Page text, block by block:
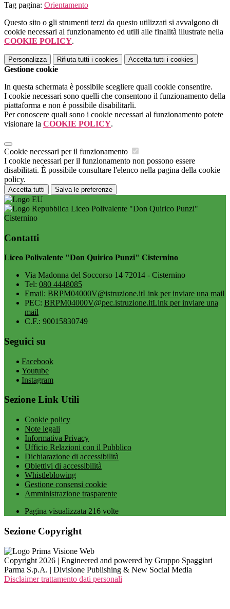
Tag pagina: Orientamento
Questo sito o gli strumenti terzi da questo utilizzati si avvalgono di
cookie necessari al funzionamento ed utili alle finalità illustrate nella
COOKIE POLICY.
Personalizza Rifiuta tutti i cookies Accetta tutti i cookies
Gestione cookie
In questa schermata è possibile scegliere quali cookie consentire.
I cookie necessari sono quelli che consentono il funzionamento della
piattaforma e non è possibile disabilitarli.
Per conoscere quali sono i cookie necessari al funzionamento potete
visionare la COOKIE POLICY.
Cookie necessari per il funzionamento
I cookie necessari per il funzionamento non possono essere
disabilitati. È possibile consultare l'elenco nella pagina della cookie
policy.
Accetta tutti Salva le preferenze
Liceo Polivalente "Don Quirico Punzi"
Cisternino
Contatti
Liceo Polivalente "Don Quirico Punzi" Cisternino
Via Madonna del Soccorso 14 72014 - Cisternino
Tel: 080 4448085
Email: BRPM04000V@istruzione.itLink per inviare una mail
PEC: BRPM04000V@pec.istruzione.itLink per inviare una
mail
C.F.: 90015830749
Seguici su
Facebook
Youtube
Instagram
Sezione Link Utili
Cookie policy
Note legali
Informativa Privacy
Ufficio Relazioni con il Pubblico
Dichiarazione di accessibilità
Obiettivi di accessibilità
Whistleblowing
Gestione consensi cookie
Amministrazione trasparente
Pagina visualizzata 216 volte
Sezione Copyright
Copyright 2026 | Engineered and powered by Gruppo Spaggiari
Parma S.p.A. | Divisione Publishing & New Social Media
Disclaimer trattamento dati personali